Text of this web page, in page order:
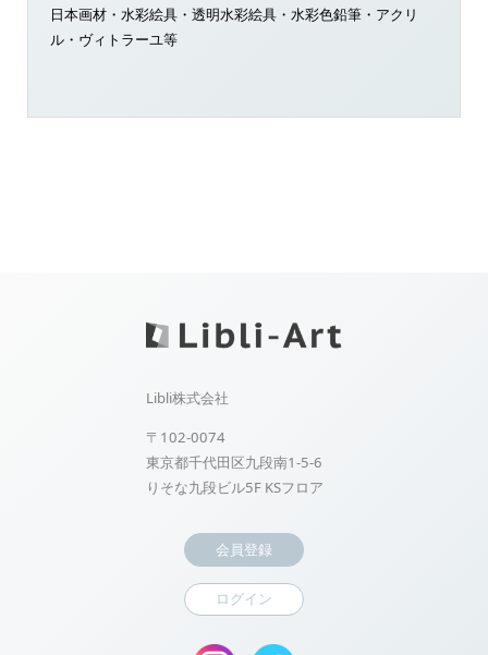
日本画材・水彩絵具・透明水彩絵具・水彩色鉛筆・アクリ
ル・ヴィトラーユ等
Libli株式会社
〒102-0074
東京都千代田区九段南1-5-6
りそな九段ビル5F KSフロア
会員登録
ログイン